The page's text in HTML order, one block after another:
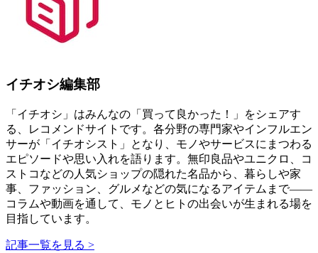
イチオシ編集部
「イチオシ」はみんなの「買って良かった！」をシェアす
る、レコメンドサイトです。各分野の専門家やインフルエン
サーが「イチオシスト」となり、モノやサービスにまつわる
エピソードや思い入れを語ります。無印良品やユニクロ、コ
ストコなどの人気ショップの隠れた名品から、暮らしや家
事、ファッション、グルメなどの気になるアイテムまで――
コラムや動画を通して、モノとヒトの出会いが生まれる場を
目指しています。
記事一覧を見る >